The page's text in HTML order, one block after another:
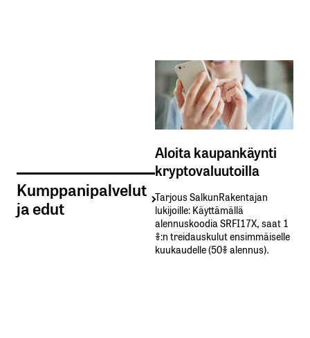
Kumppanipalvelut
ja edut
Aloita kaupankäynti
kryptovaluutoilla
Tarjous SalkunRakentajan
lukijoille: Käyttämällä​ ​
alennuskoodia​ ​SRFI17X,​ ​saat​ ​1
%:n treidauskulut​ ​ensimmäiselle​ ​
kuukaudelle​ ​(50%​ ​alennus).